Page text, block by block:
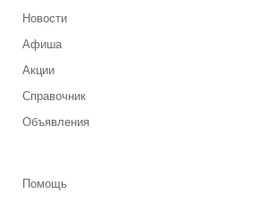
Новости
Афиша
Акции
Справочник
Объявления
Помощь